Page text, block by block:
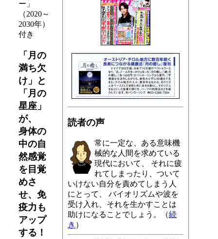
読者の声
常に一定な、ある意味機
械的な人間を求めている
現代において、 それに疲
れてしまったり、ついて
いけない自分を責めてしまう人
にとって、 バイオリズムや波を
受け入れ、それを生かすことは
助けになることでしょう。（続
き ）
ー」
（2020～
2030年）
付き
「月の
満ち欠
け」と
「月の
星座」
が、
身体の
中の自
然感覚
を目覚
めさ
せ、免
疫力も
アップ
する！